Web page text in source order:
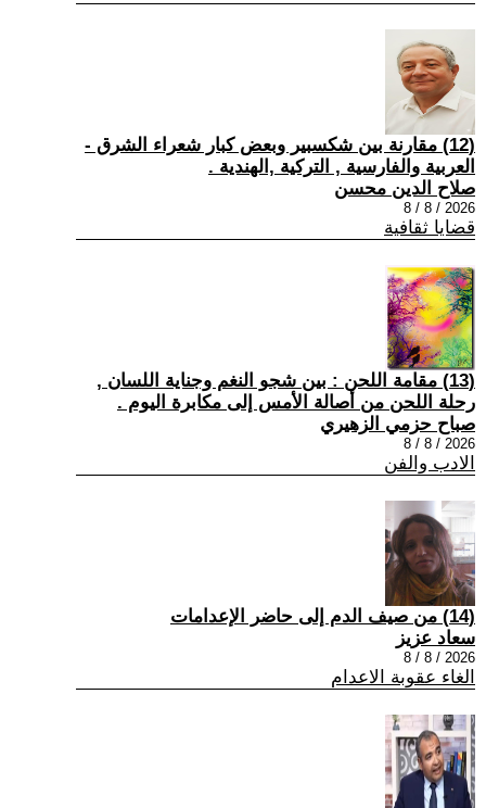
(12) مقارنة بين شكسبير وبعض كبار شعراء الشرق -
العربية والفارسية , التركية ,الهندية .
صلاح الدين محسن
2026 / 8 / 8
قضايا ثقافية
(13) مقامة اللحن : بين شجو النغم وجناية اللسان ,
رحلة اللحن من أصالة الأمس إلى مكابرة اليوم .
صباح حزمي الزهيري
2026 / 8 / 8
الادب والفن
(14) من صيف الدم إلى حاضر الإعدامات
سعاد عزيز
2026 / 8 / 8
الغاء عقوبة الاعدام